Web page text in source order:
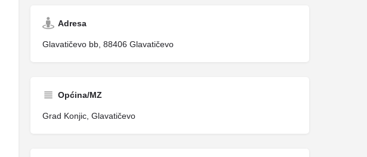
Adresa
Glavatičevo bb, 88406 Glavatičevo
Općina/MZ
Grad Konjic, Glavatičevo